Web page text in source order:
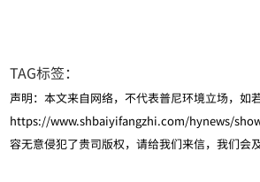
TAG标签：
声明：本文来自网络，不代表普尼环境立场，如
https://www.shbaiyifangzhi.com/hynews/
容无意侵犯了贵司版权，请给我们来信，我们会